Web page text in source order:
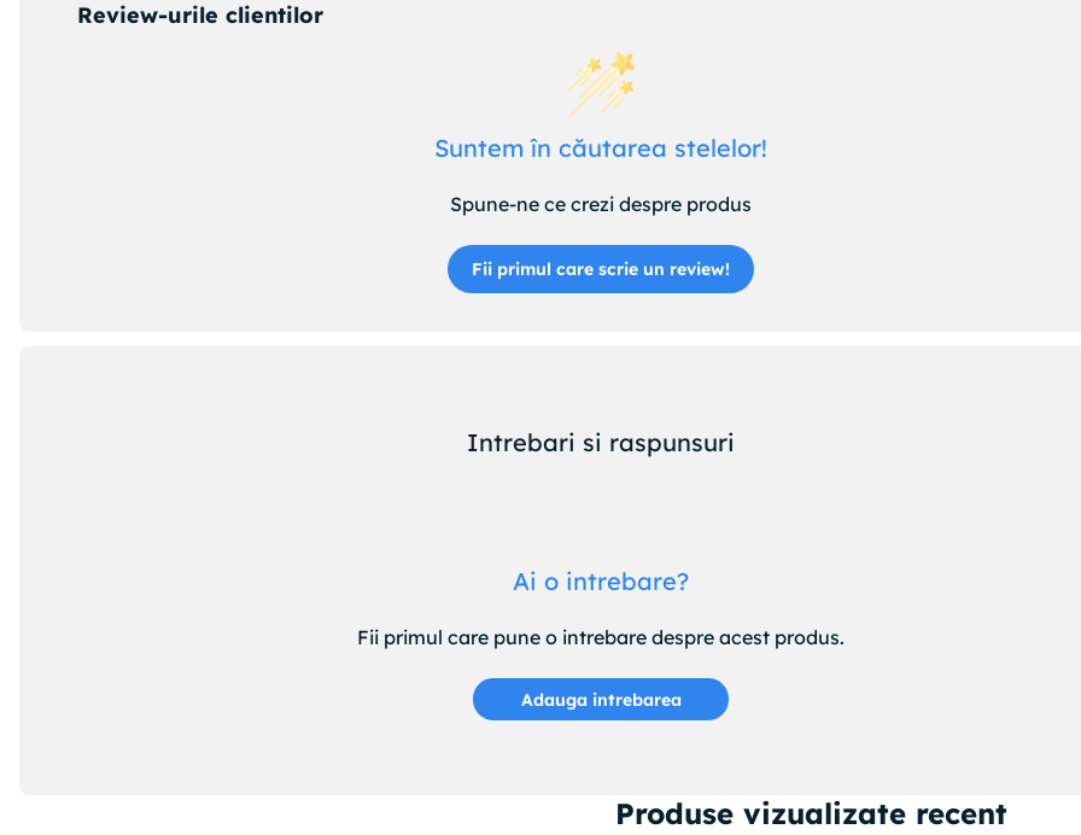
Review-urile clientilor
Suntem în căutarea stelelor!
Spune-ne ce crezi despre produs
Fii primul care scrie un review!
Intrebari si raspunsuri
Ai o intrebare?
Fii primul care pune o intrebare despre acest produs.
Adauga intrebarea
Produse vizualizate recent